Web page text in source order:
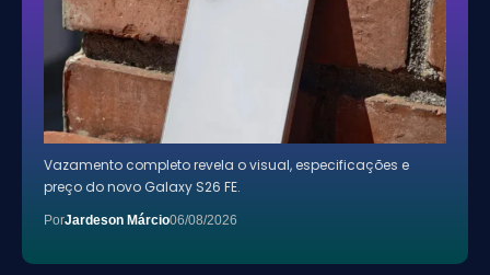
Vazamento completo revela o visual, especificações e
preço do novo Galaxy S26 FE.
PorJardeson Márcio06/08/2026